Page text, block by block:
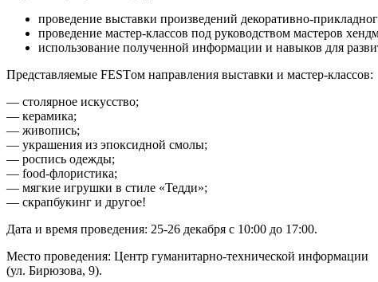
проведение выставки произведений декоративно-
проведение мастер-классов под руководством мастеров
использование полученной информации и навыков для
Представляемые FESTом направления выставки и мастер-классов:
— столярное искусство;
— керамика;
— живопись;
— украшения из эпоксидной смолы;
— роспись одежды;
— food-флористика;
— мягкие игрушки в стиле «Тедди»;
— скрапбукинг и другое!
Дата и время проведения: 25-26 декабря с 10:00 до 17:00.
Место проведения: Центр гуманитарно-технической информации
(ул. Бирюзова, 9).